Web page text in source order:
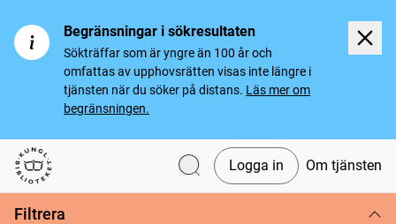
Begränsningar i sökresultaten
Sökträffar som är yngre än 100 år och
omfattas av upphovsrätten visas inte längre i
tjänsten när du söker på distans. Läs mer om
begränsningen.
Svenska tidningar
Logga in Om tjänsten
Filtrera